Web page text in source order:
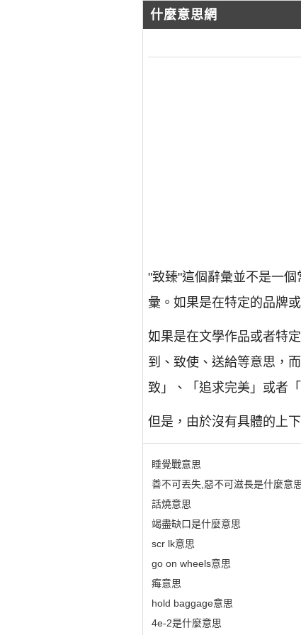
什麼意思網
"致臻"這個辭彙並不是一
彙。如果是在特定的品牌
如果是在文學作品或者特
到、致使、送給等意思，
致」、「追求完美」或者
但是，由於沒有具體的上
睡覺戰意思
善不可丟失,惡不可滋長是什麼意
話燒意思
竭盡缺口是什麼意思
scr lk意思
go on wheels意思
痗意思
hold baggage意思
4e-2是什麼意思